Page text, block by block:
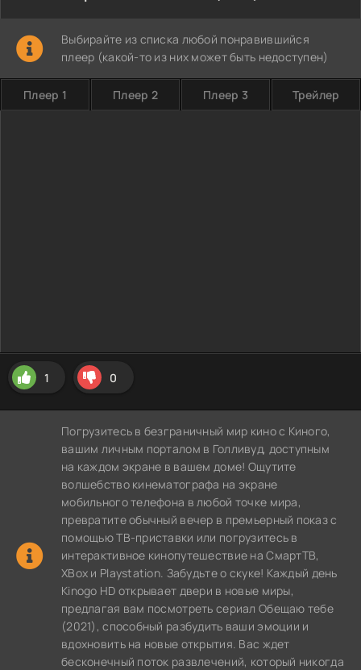
Выбирайте из списка любой понравившийся
плеер (какой-то из них может быть недоступен)
Плеер 1 Плеер 2 Плеер 3 Трейлер
1 0
Погрузитесь в безграничный мир кино с Киного,
вашим личным порталом в Голливуд, доступным
на каждом экране в вашем доме! Ощутите
волшебство кинематографа на экране
мобильного телефона в любой точке мира,
превратите обычный вечер в премьерный показ с
помощью ТВ-приставки или погрузитесь в
интерактивное кинопутешествие на СмартТВ,
XBox и Playstation. Забудьте о скуке! Каждый день
Kinogo HD открывает двери в новые миры,
предлагая вам посмотреть сериал Обещаю тебе
(2021), способный разбудить ваши эмоции и
вдохновить на новые открытия. Вас ждет
бесконечный поток развлечений, который никогда